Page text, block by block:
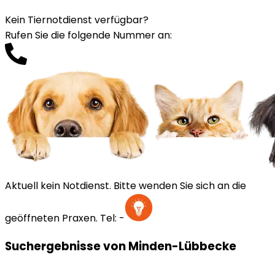
Kein Tiernotdienst verfügbar?
Rufen Sie die folgende Nummer an:
Aktuell kein Notdienst. Bitte wenden Sie sich an die
geöffneten Praxen. Tel: -
Suchergebnisse von Minden-Lübbecke